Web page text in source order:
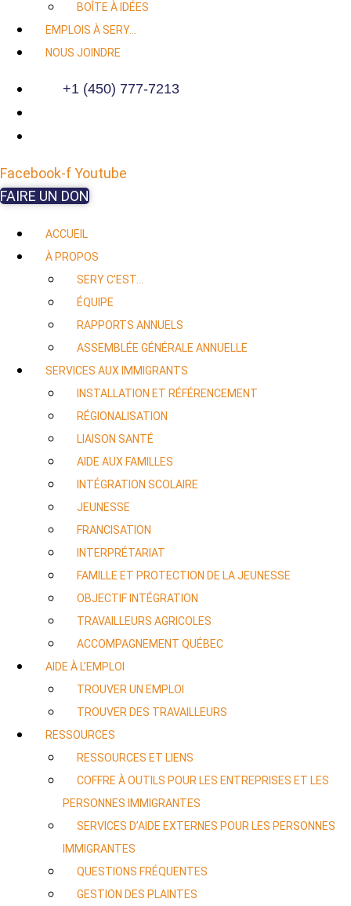
BOÎTE À IDÉES
EMPLOIS À SERY…
NOUS JOINDRE
+1 (450) 777-7213
Facebook-fYoutube
FAIRE UN DON
ACCUEIL
À PROPOS
SERY C’EST…
ÉQUIPE
RAPPORTS ANNUELS
ASSEMBLÉE GÉNÉRALE ANNUELLE
SERVICES AUX IMMIGRANTS
INSTALLATION ET RÉFÉRENCEMENT
RÉGIONALISATION
LIAISON SANTÉ
AIDE AUX FAMILLES
INTÉGRATION SCOLAIRE
JEUNESSE
FRANCISATION
INTERPRÉTARIAT
FAMILLE ET PROTECTION DE LA JEUNESSE
OBJECTIF INTÉGRATION
TRAVAILLEURS AGRICOLES
ACCOMPAGNEMENT QUÉBEC
AIDE À L’EMPLOI
TROUVER UN EMPLOI
TROUVER DES TRAVAILLEURS
RESSOURCES
RESSOURCES ET LIENS
COFFRE À OUTILS POUR LES ENTREPRISES ET LES
PERSONNES IMMIGRANTES
SERVICES D’AIDE EXTERNES POUR LES PERSONNES
IMMIGRANTES
QUESTIONS FRÉQUENTES
GESTION DES PLAINTES